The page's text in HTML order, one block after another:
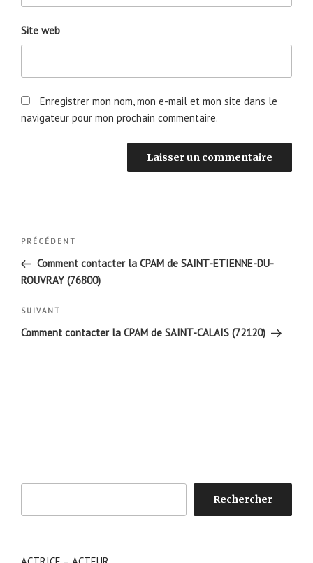
Site web
Enregistrer mon nom, mon e-mail et mon site dans le
navigateur pour mon prochain commentaire.
Navigation
l’article
Article
précédent
PRÉCÉDENT
Comment contacter la CPAM de SAINT-ETIENNE-DU-
ROUVRAY (76800)
Article
suivant
SUIVANT
Comment contacter la CPAM de SAINT-CALAIS (72120)
Rechercher